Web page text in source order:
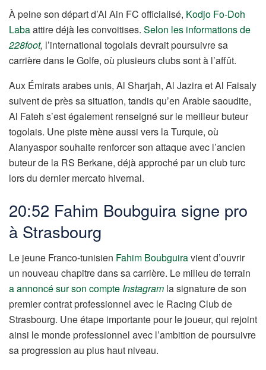
À peine son départ d’Al Ain FC officialisé, Kodjo Fo-Doh
Labaattire déjà les convoitises. Selon les informations de
228foot, l’international togolais devrait poursuivre sa
carrière dans le Golfe, où plusieurs clubs sont à l’affût.
Aux Émirats arabes unis, Al Sharjah, Al Jazira et Al Faisaly
suivent de près sa situation, tandis qu’en Arabie saoudite,
Al Fateh s’est également renseigné sur le meilleur buteur
togolais. Une piste mène aussi vers la Turquie, où
Alanyaspor souhaite renforcer son attaque avec l’ancien
buteur de la RS Berkane, déjà approché par un club turc
lors du dernier mercato hivernal.
20:52 Fahim Boubguira signe pro
à Strasbourg
Le jeune Franco-tunisien Fahim Boubguiravient d’ouvrir
un nouveau chapitre dans sa carrière. Le milieu de terrain
a annoncé sur son compteInstagram la signature de son
premier contrat professionnel avec le Racing Club de
Strasbourg. Une étape importante pour le joueur, qui rejoint
ainsi le monde professionnel avec l’ambition de poursuivre
sa progression au plus haut niveau.